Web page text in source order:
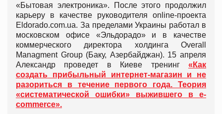
«Бытовая электроника». После этого продолжил
карьеру в качестве руководителя online-проекта
Eldorado.com.ua. За пределами Украины работал в
московском офисе «Эльдорадо» и в качестве
коммерческого директора холдинга Overall
Managment Group (Баку, Азербайджан). 15 апреля
Александр проведет в Киеве тренинг «Как
создать прибыльный интернет-магазин и не
разориться в течение первого года. Теория
«систематической ошибки» выжившего в e-
commerce».